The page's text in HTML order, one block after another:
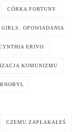
CÓRKA FORTUNY
OPOWIADANIA
ERIVO
KOMUNIZMU
CZEMU ZAPŁAKAŁEŚ